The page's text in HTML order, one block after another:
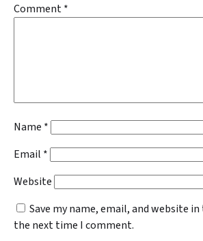
Comment*
Name *
Email *
Website
Save my name, email, and website
the next time I comment.